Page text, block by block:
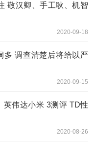
敬汉卿、手工耿、机智
2020-09-18
多 调查清楚后将给以严
2020-09-15
英伟达小米 3测评 TD性
2020-08-26